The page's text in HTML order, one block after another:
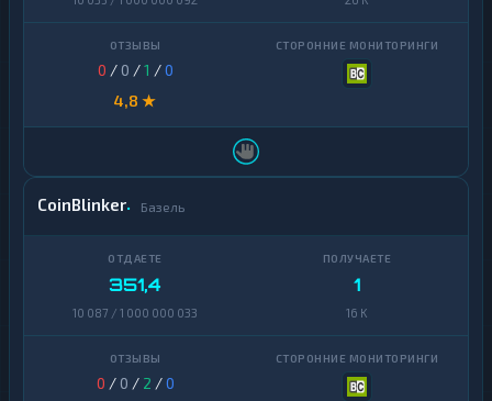
0 / 0 /1 /0
4,8 ★
CoinBlinker Базель
351,4
10 087 / 1 000 000 033
1
16 K
0 / 0 / 2 /0